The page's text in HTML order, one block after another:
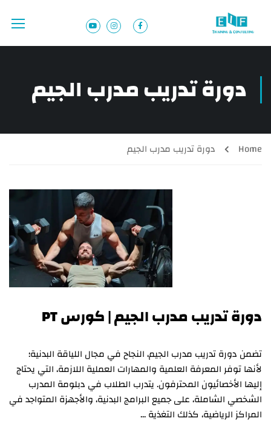
دورة تدريب مدرب الجيم
Home دورة تدريب مدرب الجيم
دورة تدريب مدرب الجيم | كورس PT
تضمن دورة تدريب مدرب الجيم، النجاح في مجال اللياقة البدنية؛
لأنها توفر المعرفة العلمية والمهارات العملية اللازمة، التي يحتاج
إليها الأخصائيون المحترفون. يتدرب الطلاب في دبلومة المدرب
الشخصي الشاملة، على جميع البرامج البدنية، والأجهزة المتواجد في
المراكز الرياضية، كذلك التغذية …